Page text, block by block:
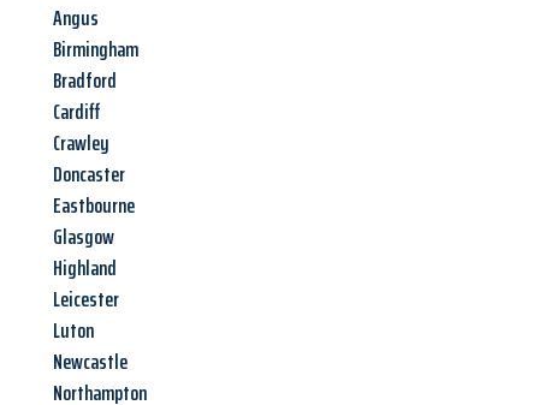
Angus
Birmingham
Bradford
Cardiff
Crawley
Doncaster
Eastbourne
Glasgow
Highland
Leicester
Luton
Newcastle
Northampton